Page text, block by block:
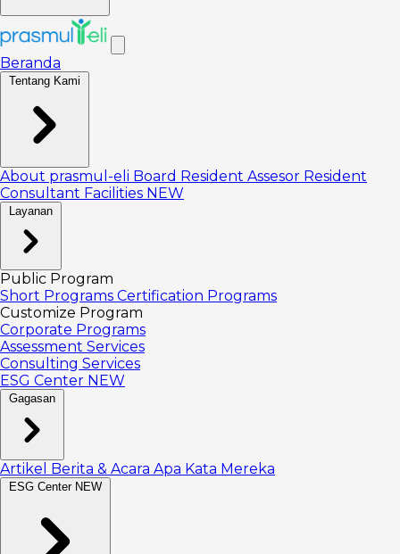
Beranda
Tentang Kami
About prasmul-eli Board Resident Assesor Resident
Consultant Facilities NEW
Layanan
Public Program
Short Programs Certification Programs
Customize Program
Corporate Programs
Assessment Services
Consulting Services
ESG Center NEW
Gagasan
Artikel Berita & Acara Apa Kata Mereka
ESG Center NEW